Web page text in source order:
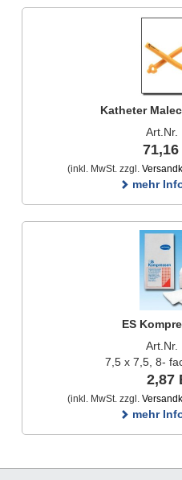
Katheter
Art.Nr.
71,16
(inkl. MwSt. zzgl.
mehr
ES
Art.Nr.
7,5 x 7,5, 8-
2,87
(inkl. MwSt. zzgl.
mehr